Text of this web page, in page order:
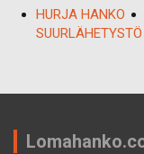
HURJA HANKO
SUURLÄHETYSTÖ